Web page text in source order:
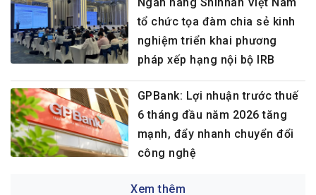
tổ chức tọa đàm chia sẻ kinh
nghiệm triển khai phương
pháp xếp hạng nội bộ IRB
GPBank: Lợi nhuận trước thuế
6 tháng đầu năm 2026 tăng
mạnh, đẩy nhanh chuyển đổi
công nghệ
Xem thêm